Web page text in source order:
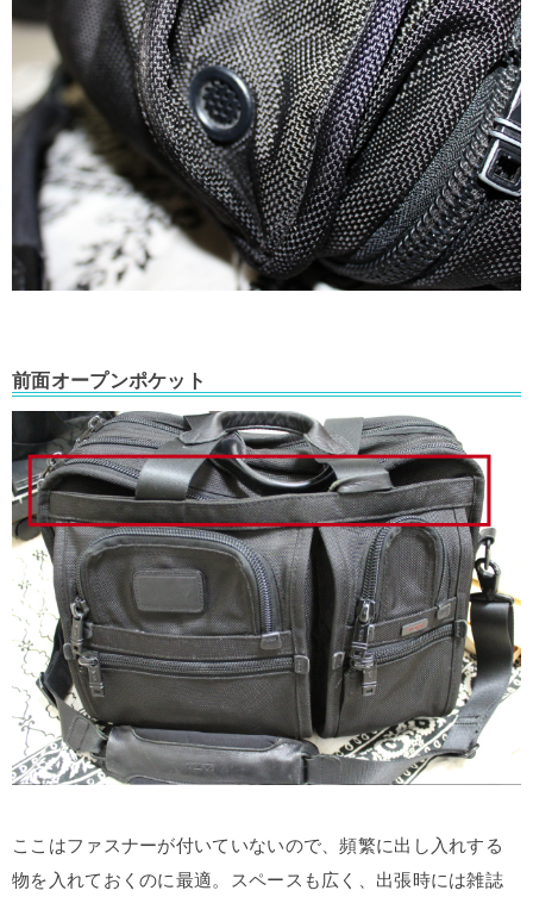
前面オープンポケット
ここはファスナーが付いていないので、頻繁に出し入れする
物を入れておくのに最適。スペースも広く、出張時には雑誌